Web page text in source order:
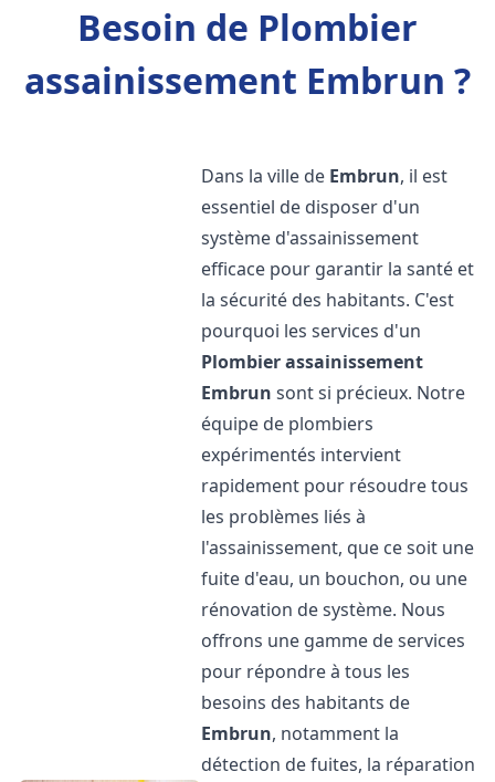
Besoin de Plombier
assainissement Embrun ?
Dans la ville de Embrun, il est
essentiel de disposer d'un
système d'assainissement
efficace pour garantir la santé et
la sécurité des habitants. C'est
pourquoi les services d'un
Plombier assainissement
Embrun sont si précieux. Notre
équipe de plombiers
expérimentés intervient
rapidement pour résoudre tous
les problèmes liés à
l'assainissement, que ce soit une
fuite d'eau, un bouchon, ou une
rénovation de système. Nous
offrons une gamme de services
pour répondre à tous les
besoins des habitants de
Embrun, notamment la
détection de fuites, la réparation